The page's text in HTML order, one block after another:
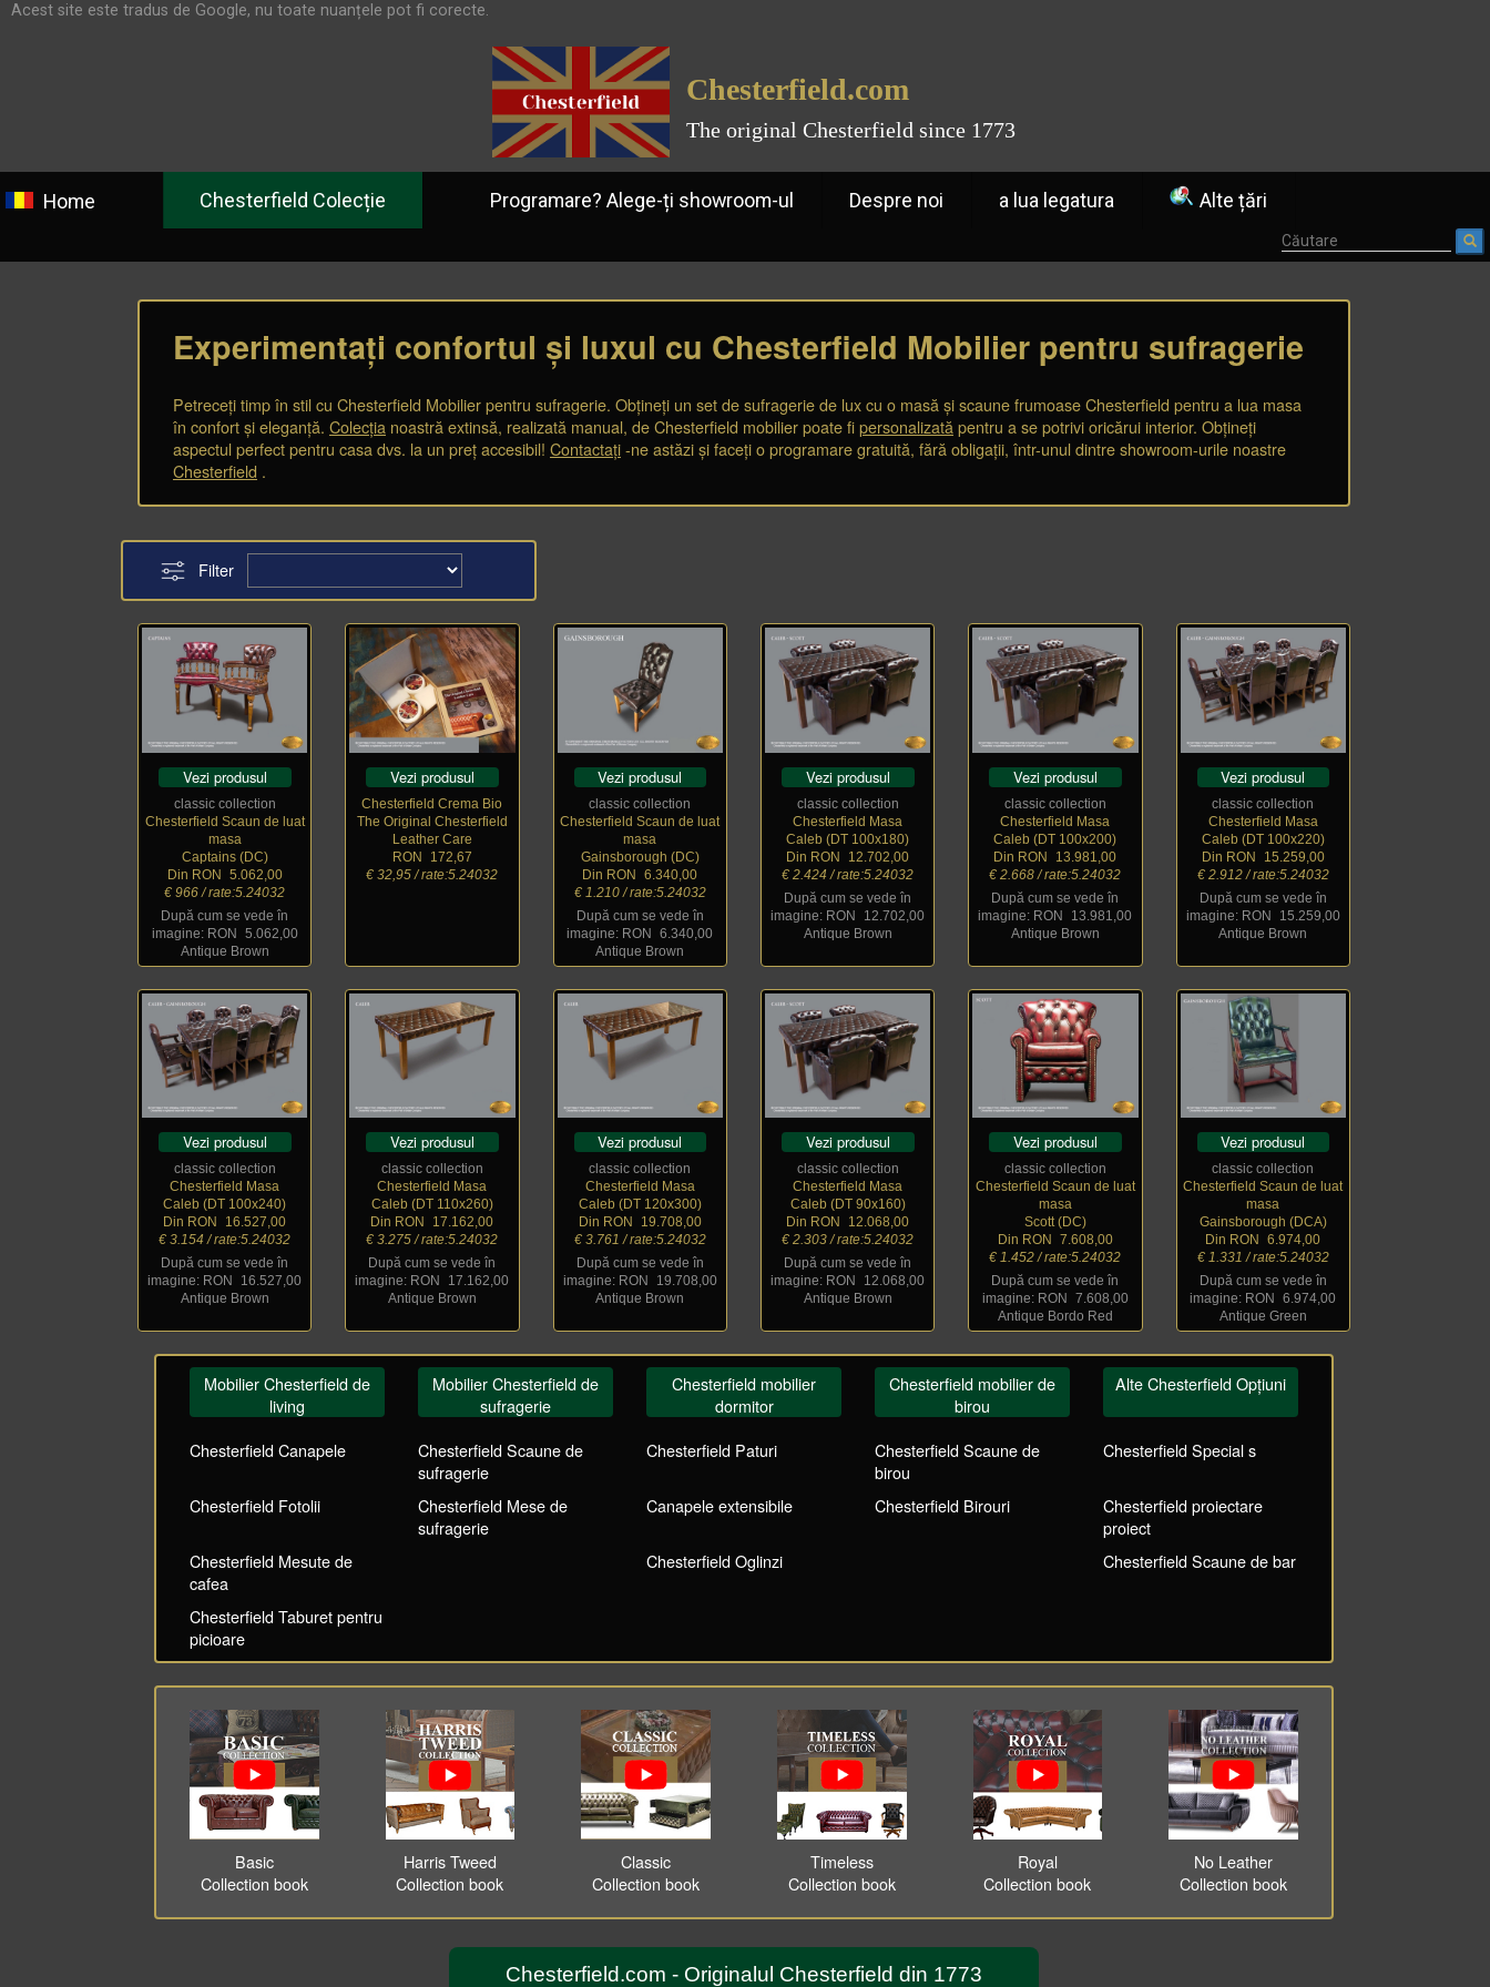
Acest site este tradus de Google, nu toate nuanțele pot fi corecte.
Chesterfield.com
The original Chesterfield since 1773
Home Chesterfield Colecție Programare? Alege-ți showroom-ul Despre noi a lua legatura Alte țări
Experimentați confortul și luxul cu Chesterfield Mobilier pentru sufragerie
Petreceți timp în stil cu Chesterfield Mobilier pentru sufragerie. Obțineți un set de sufragerie de lux cu o masă și scaune frumoase Chesterfield pentru a lua masa
în confort și eleganță. Colecția noastră extinsă, realizată manual, de Chesterfield mobilier poate fi personalizată pentru a se potrivi oricărui interior. Obțineți
aspectul perfect pentru casa dvs. la un preț accesibil! Contactați -ne astăzi și faceți o programare gratuită, fără obligații, într-unul dintre showroom-urile noastre
Chesterfield .
Filter
Vezi produsul
classic collection
Chesterfield Scaun de luat
masa
Captains (DC)
Din RON
5.062,00
€ 966 / rate:5.24032
După cum se vede în
imagine: RON
5.062,00
Antique Brown
Vezi produsul
Chesterfield Crema Bio
The Original Chesterfield
Leather Care
RON
172,67
€ 32,95 / rate:5.24032
Vezi produsul
classic collection
Chesterfield Scaun de luat
masa
Gainsborough (DC)
Din RON
_6.340,00
€ 1.210 / rate:5.24032
După cum se vede în
imagine: RON
_6.340,00
Antique Brown
Vezi produsul
classic collection
Chesterfield Masa
Caleb (DT 100x180)
Din RON
12.702,00
€ 2.424 / rate:5.24032
După cum se vede în
imagine: RON
12.702,00
Antique Brown
Vezi produsul
classic collection
Chesterfield Masa
Caleb (DT 100x200)
Din RON
13.981,00
€ 2.668 / rate:5.24032
După cum se vede în
imagine: RON
13.981,00
Antique Brown
Vezi produsul
classic collection
Chesterfield Masa
Caleb (DT 100x220)
Din RON
15.259,00
€ 2.912 / rate:5.24032
După cum se vede în
imagine: RON
15.259,00
Antique Brown
Vezi produsul
classic collection
Chesterfield Masa
Caleb (DT 100x240)
Din RON
16.527,00
€ 3.154 / rate:5.24032
După cum se vede în
imagine: RON
16.527,00
Antique Brown
Vezi produsul
classic collection
Chesterfield Masa
Caleb (DT 110x260)
Din RON
17.162,00
€ 3.275 / rate:5.24032
După cum se vede în
imagine: RON
17.162,00
Antique Brown
Vezi produsul
classic collection
Chesterfield Masa
Caleb (DT 120x300)
Din RON
19.708,00
€ 3.761 / rate:5.24032
După cum se vede în
imagine: RON
19.708,00
Antique Brown
Vezi produsul
classic collection
Chesterfield Masa
Caleb (DT 90x160)
Din RON
12.068,00
€ 2.303 / rate:5.24032
După cum se vede în
imagine: RON
12.068,00
Antique Brown
Vezi produsul
classic collection
Chesterfield Scaun de luat
masa
Scott (DC)
Din RON
7.608,00
€ 1.452 / rate:5.24032
După cum se vede în
imagine: RON
7.608,00
Antique Bordo Red
Vezi produsul
classic collection
Chesterfield Scaun de luat
masa
Gainsborough (DCA)
Din RON
_6.974,00
€ 1.331 / rate:5.24032
După cum se vede în
imagine: RON
_6.974,00
Antique Green
Mobilier Chesterfield de
living
Chesterfield Canapele
Chesterfield Fotolii
Chesterfield Mesute de
cafea
Chesterfield Taburet pentru
picioare
Mobilier Chesterfield de
sufragerie
Chesterfield Scaune de
sufragerie
Chesterfield Mese de
sufragerie
Chesterfield mobilier
dormitor
Chesterfield Paturi
Canapele extensibile
Chesterfield Oglinzi
Chesterfield mobilier de
birou
Chesterfield Scaune de
birou
Chesterfield Birouri
Alte Chesterfield Opțiuni
Chesterfield Special s
Chesterfield proiectare
proiect
Chesterfield Scaune de bar
Basic
Collection book
Harris Tweed
Collection book
Classic
Collection book
Timeless
Collection book
Royal
Collection book
No Leather
Collection book
Chesterfield.com - Originalul Chesterfield din 1773